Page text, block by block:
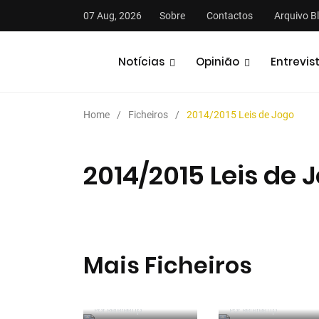
07 Aug, 2026 Sobre Contactos Arquivo
Notícias Opinião
Home Ficheiros 2014/2015 Leis de Jogo
2014/2015 Leis de
Mais Ficheiros
2025/2026
Árbitros de
Por RefereeTip Por RefereeTip